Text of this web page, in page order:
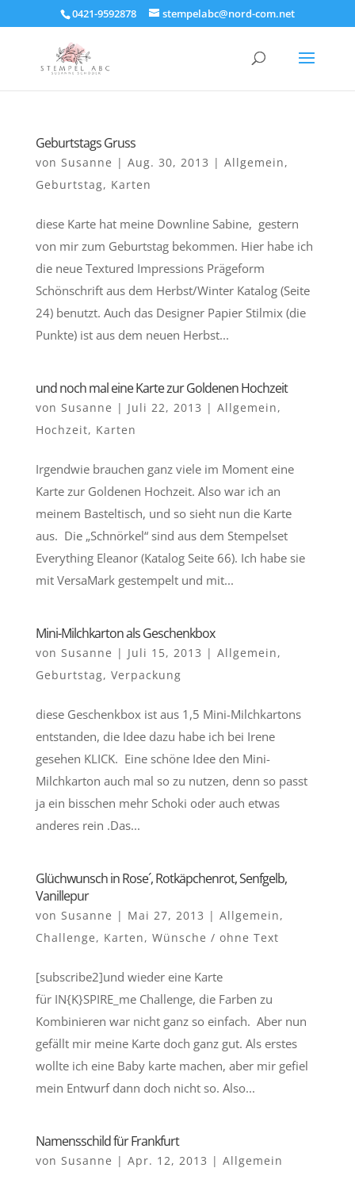
0421-9592878 stempelabc@nord-com.net
Geburtstags Gruss
von Susanne | Aug. 30, 2013 | Allgemein,
Geburtstag, Karten
diese Karte hat meine Downline Sabine, gestern
von mir zum Geburtstag bekommen. Hier habe ich
die neue Textured Impressions Prägeform
Schönschrift aus dem Herbst/Winter Katalog (Seite
24) benutzt. Auch das Designer Papier Stilmix (die
Punkte) ist aus dem neuen Herbst...
und noch mal eine Karte zur Goldenen Hochzeit
von Susanne | Juli 22, 2013 | Allgemein,
Hochzeit, Karten
Irgendwie brauchen ganz viele im Moment eine
Karte zur Goldenen Hochzeit. Also war ich an
meinem Basteltisch, und so sieht nun die Karte
aus. Die „Schnörkel“ sind aus dem Stempelset
Everything Eleanor (Katalog Seite 66). Ich habe sie
mit VersaMark gestempelt und mit...
Mini-Milchkarton als Geschenkbox
von Susanne | Juli 15, 2013 | Allgemein,
Geburtstag, Verpackung
diese Geschenkbox ist aus 1,5 Mini-Milchkartons
entstanden, die Idee dazu habe ich bei Irene
gesehen KLICK. Eine schöne Idee den Mini-
Milchkarton auch mal so zu nutzen, denn so passt
ja ein bisschen mehr Schoki oder auch etwas
anderes rein .Das...
Glüchwunsch in Rose´, Rotkäpchenrot, Senfgelb,
Vanillepur
von Susanne | Mai 27, 2013 | Allgemein,
Challenge, Karten, Wünsche / ohne Text
[subscribe2]und wieder eine Karte
für IN{K}SPIRE_me Challenge, die Farben zu
Kombinieren war nicht ganz so einfach. Aber nun
gefällt mir meine Karte doch ganz gut. Als erstes
wollte ich eine Baby karte machen, aber mir gefiel
mein Entwurf dann doch nicht so. Also...
Namensschild für Frankfurt
von Susanne | Apr. 12, 2013 | Allgemein